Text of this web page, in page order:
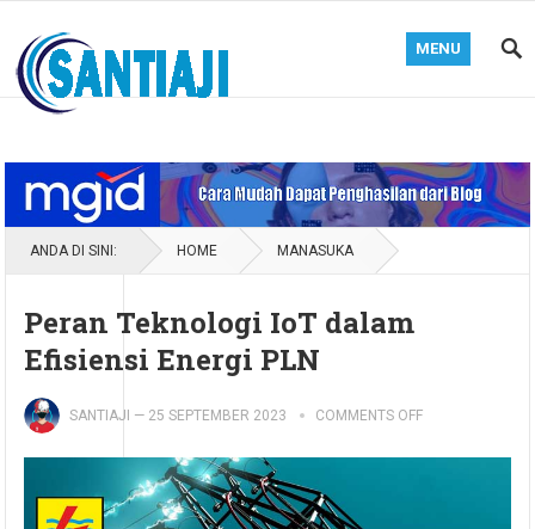
MENU
ANDA DI SINI: HOME MANASUKA
Peran Teknologi IoT dalam
Efisiensi Energi PLN
SANTIAJI — 25 SEPTEMBER 2023 COMMENTS OFF